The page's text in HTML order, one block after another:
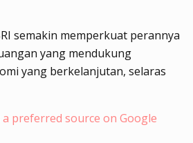
semakin memperkuat perannya
yang mendukung
yang berkelanjutan, selaras
a preferred source on Google